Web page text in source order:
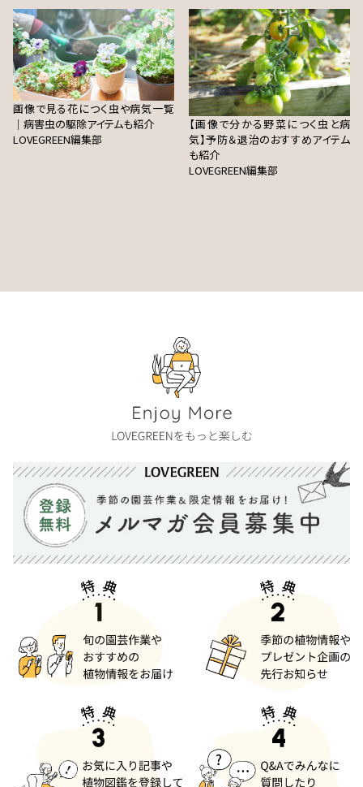
画像で見る花につく虫や病気一覧
｜病害虫の駆除アイテムも紹介
LOVEGREEN編集部
【画像で分かる野菜につく虫と病
気】予防＆退治のおすすめアイテム
も紹介
LOVEGREEN編集部